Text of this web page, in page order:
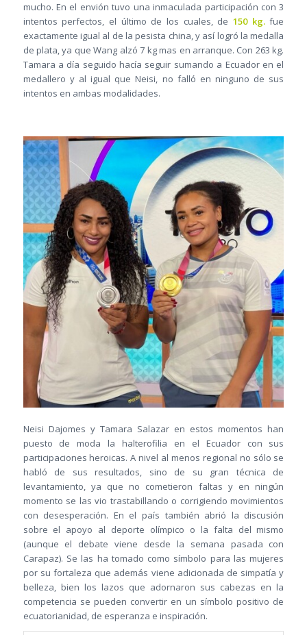
mucho. En el envión tuvo una inmaculada participación con 3
intentos perfectos, el último de los cuales, de150 kg.fue
exactamente igual al de la pesista china, y así logró la medalla
de plata, ya que Wang alzó 7 kg mas en arranque. Con 263 kg.
Tamara a día seguido hacía seguir sumando a Ecuador en el
medallero y al igual que Neisi, no falló en ninguno de sus
intentos en ambas modalidades.
Neisi Dajomes y Tamara Salazar en estos momentos han
puesto de moda la halterofilia en el Ecuador con sus
participaciones heroicas. A nivel al menos regional no sólo se
habló de sus resultados, sino de su gran técnica de
levantamiento, ya que no cometieron faltas y en ningún
momento se las vio trastabillando o corrigiendo movimientos
con desesperación. En el país también abrió la discusión
sobre el apoyo al deporte olímpico o la falta del mismo
(aunque el debate viene desde la semana pasada con
Carapaz). Se las ha tomado como símbolo para las mujeres
por su fortaleza que además viene adicionada de simpatía y
belleza, bien los lazos que adornaron sus cabezas en la
competencia se pueden convertir en un símbolo positivo de
ecuatorianidad, de esperanza e inspiración.